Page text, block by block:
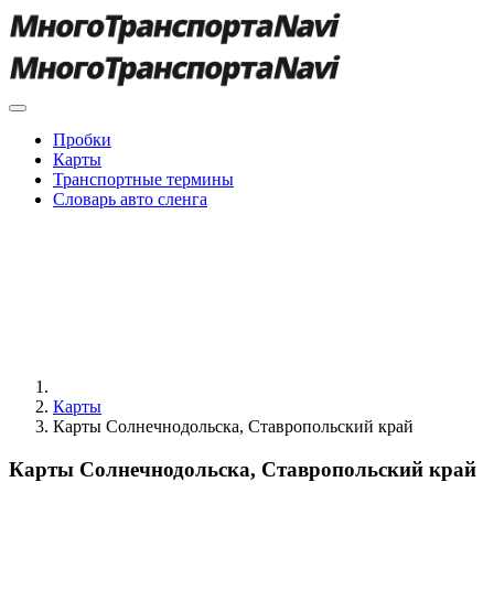
Пробки
Карты
Транспортные термины
Словарь авто сленга
Карты
Карты Солнечнодольска, Ставропольский край
Карты Солнечнодольска, Ставропольский край